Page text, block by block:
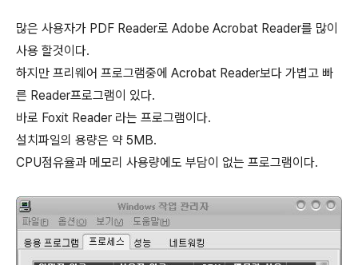
많은 사용자가 PDF Reader로 Adobe Acrobat Reader를 많이
사용 할것이다.
하지만 프리웨어 프로그램중에 Acrobat Reader보다 가볍고 빠
른 Reader프로그램이 있다.
바로 Foxit Reader 라는 프로그램이다.
설치파일의 용량은 약 5MB.
CPU점유율과 메모리 사용량에도 부담이 없는 프로그램이다.